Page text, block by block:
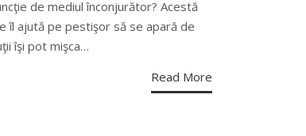
de mediul înconjurător? Acestă
îl ajută pe pestişor să se apară de
îşi pot mişca…
Read More